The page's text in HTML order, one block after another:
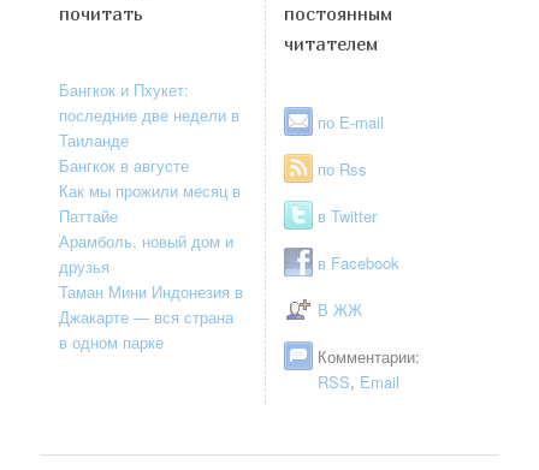
почитать
Бангкок и Пхукет:
последние две недели в
Таиланде
Бангкок в августе
Как мы прожили месяц в
Паттайе
Арамболь, новый дом и
друзья
Таман Мини Индонезия в
Джакарте — вся страна
в одном парке
постоянным
читателем
по E-mail
по Rss
в Twitter
в Facebook
В ЖЖ
Комментарии:
RSS, Email